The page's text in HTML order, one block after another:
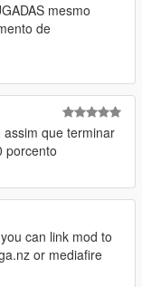
mesmo
de
que terminar
porcento
can link mod to
or mediafire